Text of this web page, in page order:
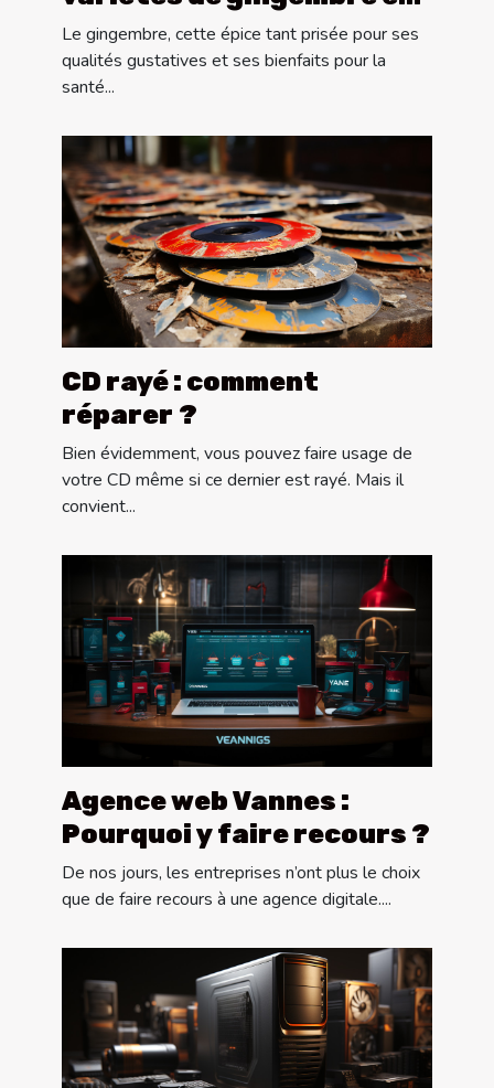
leurs caractéristiques
uniques
Le gingembre, cette épice tant prisée pour ses
qualités gustatives et ses bienfaits pour la
santé...
CD rayé : comment
réparer ?
Bien évidemment, vous pouvez faire usage de
votre CD même si ce dernier est rayé. Mais il
convient...
Agence web Vannes :
Pourquoi y faire recours ?
De nos jours, les entreprises n’ont plus le choix
que de faire recours à une agence digitale....